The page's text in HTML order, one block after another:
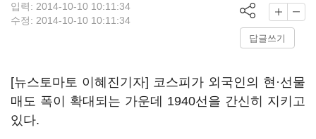
입력: 2014-10-10 10:11:34
수정: 2014-10-10 10:11:34
답글쓰기
[뉴스토마토 이혜진기자] 코스피가 외국인의 현·선물
매도 폭이 확대되는 가운데 1940선을 간신히 지키고
있다.